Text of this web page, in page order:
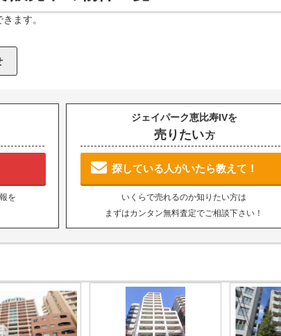
ます。
を
ジェイパーク恵比寿IVを
売りたい方
探している人がいたら教えて！
いくらで売れるのか知りたい方は
まずはカンタン無料査定でご相談下さい！